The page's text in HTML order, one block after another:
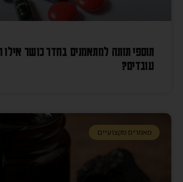
תוספי תזונה למתאמנים בחדר כושר
עובדים?
מאמרים מקצועיים